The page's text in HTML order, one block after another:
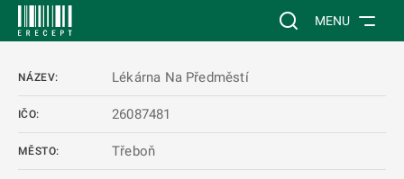
Vyhledávání na
MENU
NÁZEV: Lékárna Na Předměstí
IČO: 26087481
MĚSTO: Třeboň